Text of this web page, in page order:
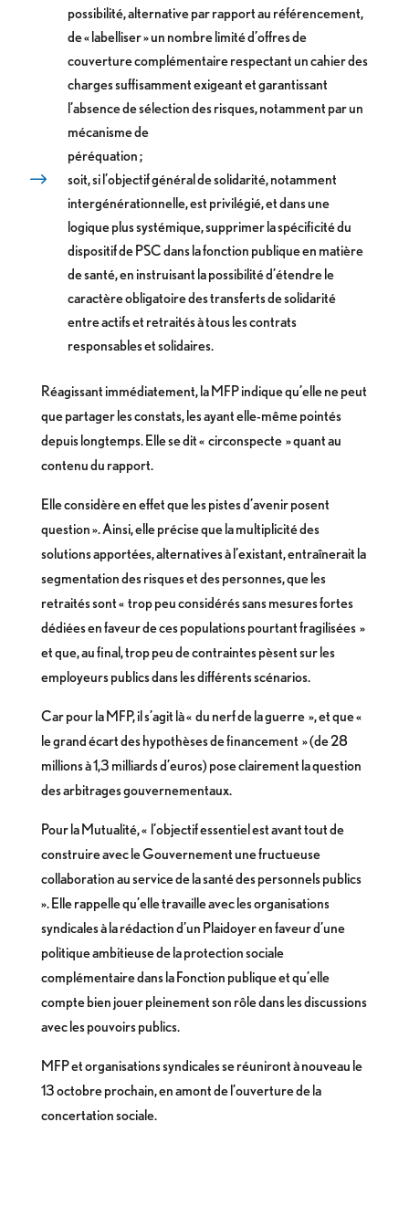
possibilité, alternative par rapport au référencement,
de « labelliser » un nombre limité d’offres de
couverture complémentaire respectant un cahier des
charges suffisamment exigeant et garantissant
l’absence de sélection des risques, notamment par un
mécanisme de
péréquation ;
soit, si l’objectif général de solidarité, notamment
intergénérationnelle, est privilégié, et dans une
logique plus systémique, supprimer la spécificité du
dispositif de PSC dans la fonction publique en matière
de santé, en instruisant la possibilité d’étendre le
caractère obligatoire des transferts de solidarité
entre actifs et retraités à tous les contrats
responsables et solidaires.
Réagissant immédiatement, la MFP indique qu’elle ne peut
que partager les constats, les ayant elle-même pointés
depuis longtemps. Elle se dit « circonspecte » quant au
contenu du rapport.
Elle considère en effet que les pistes d’avenir posent
question ». Ainsi, elle précise que la multiplicité des
solutions apportées, alternatives à l’existant, entraînerait la
segmentation des risques et des personnes, que les
retraités sont « trop peu considérés sans mesures fortes
dédiées en faveur de ces populations pourtant fragilisées »
et que, au final, trop peu de contraintes pèsent sur les
employeurs publics dans les différents scénarios.
Car pour la MFP, il s’agit là « du nerf de la guerre », et que «
le grand écart des hypothèses de financement » (de 28
millions à 1,3 milliards d’euros) pose clairement la question
des arbitrages gouvernementaux.
Pour la Mutualité, « l’objectif essentiel est avant tout de
construire avec le Gouvernement une fructueuse
collaboration au service de la santé des personnels publics
». Elle rappelle qu’elle travaille avec les organisations
syndicales à la rédaction d’un Plaidoyer en faveur d’une
politique ambitieuse de la protection sociale
complémentaire dans la Fonction publique et qu’elle
compte bien jouer pleinement son rôle dans les discussions
avec les pouvoirs publics.
MFP et organisations syndicales se réuniront à nouveau le
13 octobre prochain, en amont de l’ouverture de la
concertation sociale.